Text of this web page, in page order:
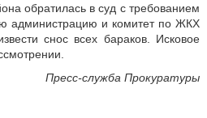
обратилась в суд с требованием
администрацию и комитет по ЖКХ
снос всех бараков. Исковое
Пресс-служба Прокуратуры